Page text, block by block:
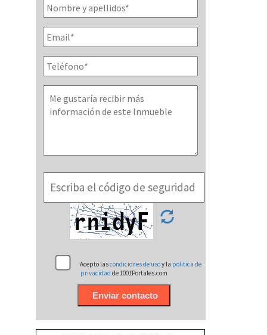
Acepto lascondiciones de usoy la politica de
privacidadde 1001Portales.com